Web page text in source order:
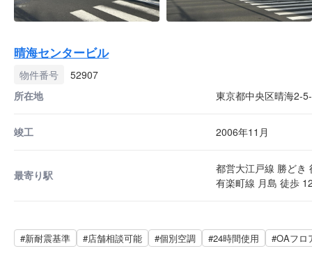
晴海センタービル
物件番号
52907
所在地
東京都中央区晴海2-
竣工 2006年11月
最寄り駅
都営大江戸線 勝どき
有楽町線 月島 徒歩
#新耐震基準 #店舗相談可能 #個別空調 #24時間使用 #OAフロ